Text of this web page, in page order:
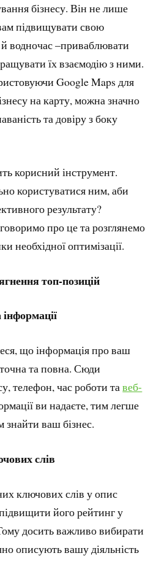
бізнесу. Він не лише
підвищувати свою
водночас –приваблювати
їх взаємодію з ними.
Google Maps для
на карту, можна значно
та довіру з боку
корисний інструмент.
користуватися ним, аби
результату?
про це та розглянемо
необхідної оптимізації.
топ-позицій
що інформація про ваш
та повна. Сюди
телефон, час роботи тавеб-
ви надаєте, тим легше
знайти ваш бізнес.
слів
ключових слів у опис
його рейтинг у
досить важливо вибирати
описують вашу діяльність